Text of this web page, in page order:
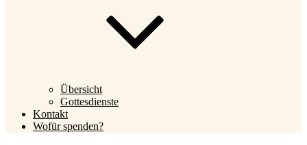
Übersicht
Gottesdienste
Kontakt
Wofür spenden?